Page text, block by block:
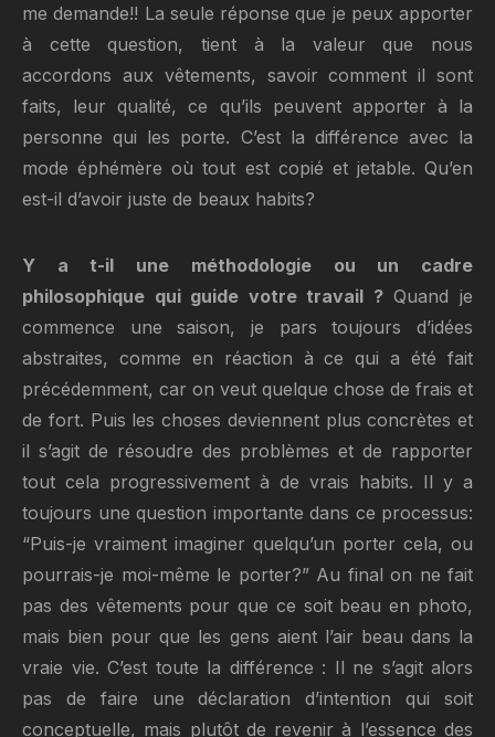
me demande!! La seule réponse que je peux apporter
à cette question, tient à la valeur que nous
accordons aux vêtements, savoir comment il sont
faits, leur qualité, ce qu’ils peuvent apporter à la
personne qui les porte. C’est la différence avec la
mode éphémère où tout est copié et jetable. Qu’en
est-il d’avoir juste de beaux habits?
Y a t-il une méthodologie ou un cadre
philosophique qui guide votre travail ?Quand je
commence une saison, je pars toujours d’idées
abstraites, comme en réaction à ce qui a été fait
précédemment, car on veut quelque chose de frais et
de fort. Puis les choses deviennent plus concrètes et
il s’agit de résoudre des problèmes et de rapporter
tout cela progressivement à de vrais habits. Il y a
toujours une question importante dans ce processus:
“Puis-je vraiment imaginer quelqu’un porter cela, ou
pourrais-je moi-même le porter?” Au final on ne fait
pas des vêtements pour que ce soit beau en photo,
mais bien pour que les gens aient l’air beau dans la
vraie vie. C’est toute la différence : Il ne s’agit alors
pas de faire une déclaration d’intention qui soit
conceptuelle, mais plutôt de revenir à l’essence des